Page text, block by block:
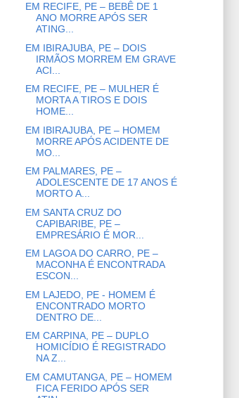
EM RECIFE, PE – BEBÊ DE 1
ANO MORRE APÓS SER
ATING...
EM IBIRAJUBA, PE – DOIS
IRMÃOS MORREM EM GRAVE
ACI...
EM RECIFE, PE – MULHER É
MORTA A TIROS E DOIS
HOME...
EM IBIRAJUBA, PE – HOMEM
MORRE APÓS ACIDENTE DE
MO...
EM PALMARES, PE –
ADOLESCENTE DE 17 ANOS É
MORTO A...
EM SANTA CRUZ DO
CAPIBARIBE, PE –
EMPRESÁRIO É MOR...
EM LAGOA DO CARRO, PE –
MACONHA É ENCONTRADA
ESCON...
EM LAJEDO, PE - HOMEM É
ENCONTRADO MORTO
DENTRO DE...
EM CARPINA, PE – DUPLO
HOMICÍDIO É REGISTRADO
NA Z...
EM CAMUTANGA, PE – HOMEM
FICA FERIDO APÓS SER